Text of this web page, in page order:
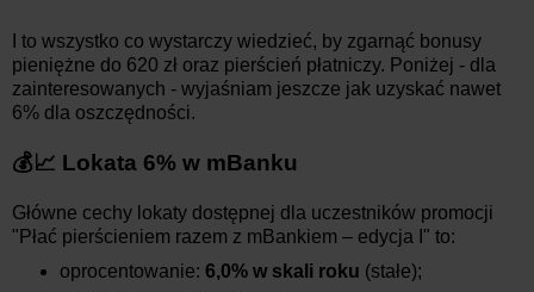
I to wszystko co wystarczy wiedzieć, by zgarnąć bonusy
pieniężne do 620 zł oraz pierścień płatniczy. Poniżej - dla
zainteresowanych - wyjaśniam jeszcze jak uzyskać nawet
6% dla oszczędności.
💰📈 Lokata 6% w mBanku
Główne cechy lokaty dostępnej dla uczestników promocji
"Płać pierścieniem razem z mBankiem – edycja I" to:
oprocentowanie: 6,0% w skali roku (stałe);